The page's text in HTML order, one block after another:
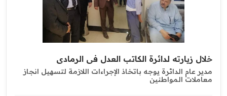
خلال زيارته لدائرة الكاتب العدل في الرمادي
مدير عام الدائرة يوجه باتخاذ الإجراءات اللازمة لتسهيل انجاز
معاملات المواطنين